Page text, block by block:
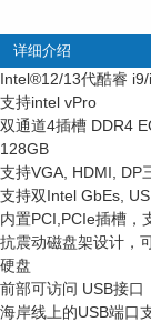
详细介绍
Intel®12/13代酷睿
支持intel vPro
双通道4插槽 DDR4
128GB
支持VGA, HDMI, DP
支持双Intel GbEs,
内置PCI,PCIe插槽，
抗震动磁盘架设计，
硬盘
前部可访问 USB接口
海岸线上的USB端口